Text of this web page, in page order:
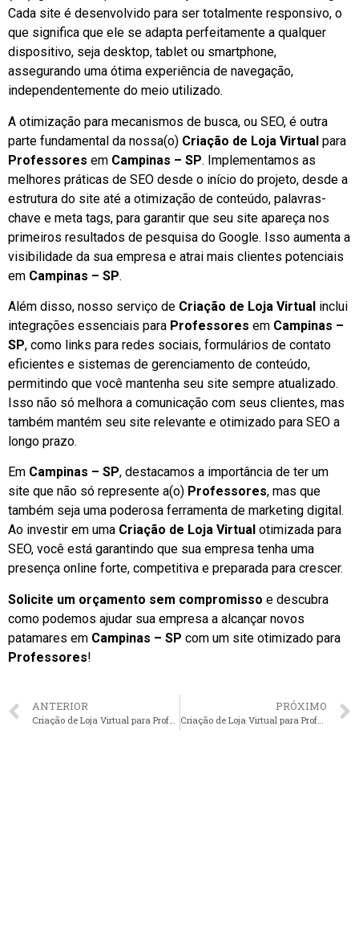
Cada site é desenvolvido para ser totalmente responsivo, o
que significa que ele se adapta perfeitamente a qualquer
dispositivo, seja desktop, tablet ou smartphone,
assegurando uma ótima experiência de navegação,
independentemente do meio utilizado.
A otimização para mecanismos de busca, ou SEO, é outra
parte fundamental da nossa(o) Criação de Loja Virtual para
Professores em Campinas – SP. Implementamos as
melhores práticas de SEO desde o início do projeto, desde a
estrutura do site até a otimização de conteúdo, palavras-
chave e meta tags, para garantir que seu site apareça nos
primeiros resultados de pesquisa do Google. Isso aumenta a
visibilidade da sua empresa e atrai mais clientes potenciais
em Campinas – SP.
Além disso, nosso serviço de Criação de Loja Virtual inclui
integrações essenciais para Professores em Campinas –
SP, como links para redes sociais, formulários de contato
eficientes e sistemas de gerenciamento de conteúdo,
permitindo que você mantenha seu site sempre atualizado.
Isso não só melhora a comunicação com seus clientes, mas
também mantém seu site relevante e otimizado para SEO a
longo prazo.
Em Campinas – SP, destacamos a importância de ter um
site que não só represente a(o) Professores, mas que
também seja uma poderosa ferramenta de marketing digital.
Ao investir em uma Criação de Loja Virtual otimizada para
SEO, você está garantindo que sua empresa tenha uma
presença online forte, competitiva e preparada para crescer.
Solicite um orçamento sem compromisso e descubra
como podemos ajudar sua empresa a alcançar novos
patamares em Campinas – SP com um site otimizado para
Professores!
ANTERIOR
Criação de Loja Virtual para Professores em Fortaleza – CE faça seu orçamento
PRÓXIMO
Criação de Loja Virtual para Professores em São José dos Campos – SP faça seu orçamento